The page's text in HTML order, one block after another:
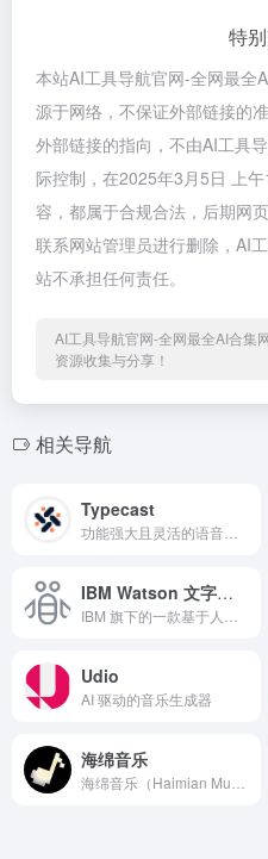
特
本站AI工具导航官网-全网最全
源于网络，不保证外部链接的
外部链接的指向，不由AI工具
际控制，在2025年3月5日 上
容，都属于合规合法，后期网
联系网站管理员进行删除，AI
站不承担任何责任。
AI工具导航官网-全网最全AI合集
资源收集与分享！
相关导航
Typecast
IBM Watson 文字转语音
Udio
AI 驱动的音乐生成器
海绵音乐